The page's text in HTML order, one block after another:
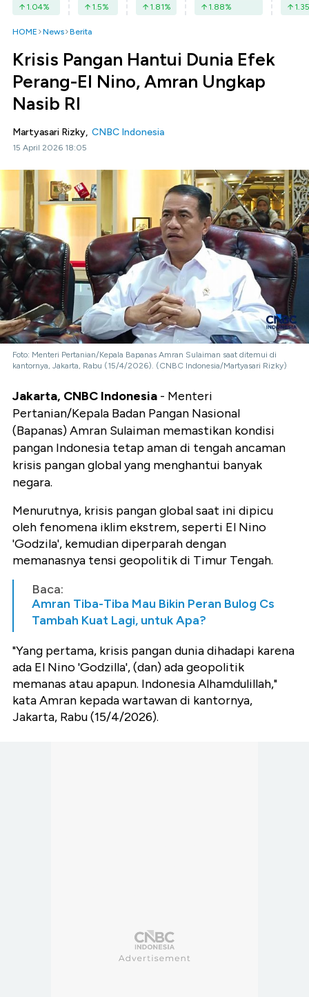
1.04% 1.5% 1.81% 1.88% 1.35
HOME News Berita
Krisis Pangan Hantui Dunia Efek
Perang-El Nino, Amran Ungkap
Nasib RI
Martyasari Rizky, CNBC Indonesia
15 April 2026 18:05
Foto: Menteri Pertanian/Kepala Bapanas Amran Sulaiman saat ditemui di
kantornya, Jakarta, Rabu (15/4/2026). (CNBC Indonesia/Martyasari Rizky)
Jakarta, CNBC Indonesia - Menteri
Pertanian/Kepala Badan Pangan Nasional
(Bapanas) Amran Sulaiman memastikan kondisi
pangan Indonesia tetap aman di tengah ancaman
krisis pangan global yang menghantui banyak
negara.
Menurutnya, krisis pangan global saat ini dipicu
oleh fenomena iklim ekstrem, seperti El Nino
'Godzila', kemudian diperparah dengan
memanasnya tensi geopolitik di Timur Tengah.
Baca:
Amran Tiba-Tiba Mau Bikin Peran Bulog Cs
Tambah Kuat Lagi, untuk Apa?
"Yang pertama, krisis pangan dunia dihadapi karena
ada El Nino 'Godzilla', (dan) ada geopolitik
memanas atau apapun. Indonesia Alhamdulillah,"
kata Amran kepada wartawan di kantornya,
Jakarta, Rabu (15/4/2026).